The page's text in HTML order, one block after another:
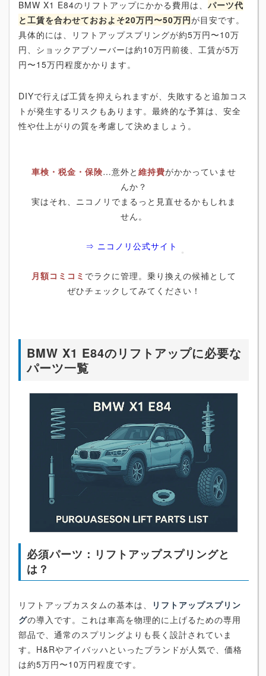
BMW X1 E84のリフトアップにかかる費用は、 パーツ代
と工賃を合わせておおよそ20万円〜50万円が目安です。
具体的には、リフトアップスプリングが約5万円〜10万
円、ショックアブソーバーは約10万円前後、工賃が5万
円〜15万円程度かかります。
DIYで行えば工賃を抑えられますが、失敗すると追加コス
トが発生するリスクもあります。最終的な予算は、安全
性や仕上がりの質を考慮して決めましょう。
車検・税金・保険…意外と 維持費がかかっていませ
んか？
実はそれ、ニコノリでまるっと見直せるかもしれま
せん。
⇒ ニコノリ公式サイト
月額コミコミ でラクに管理。乗り換えの候補として
ぜひチェックしてみてください！
BMW X1 E84のリフトアップに必要な
パーツ一覧
必須パーツ：リフトアップスプリングと
は？
リフトアップカスタムの基本は、
リフトアップスプリン
グの導入です。これは車高を物理的に上げるための専用
部品で、通常のスプリングよりも長く設計されていま
す。H&Rやアイバッハといったブランドが人気で、価格
は約5万円〜10万円程度です。